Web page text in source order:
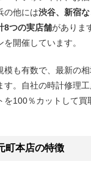
の他には渋谷、新宿
8つの実店舗がありま
開催しています。
模も有数で、最新の
す。自社の時計修理
を100％カットして買
町本店の特徴